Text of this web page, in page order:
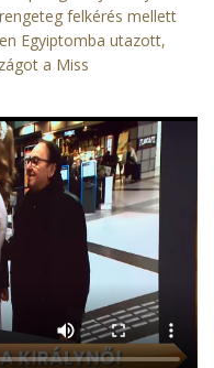
felkérés mellett
Egyiptomba utazott,
a Miss